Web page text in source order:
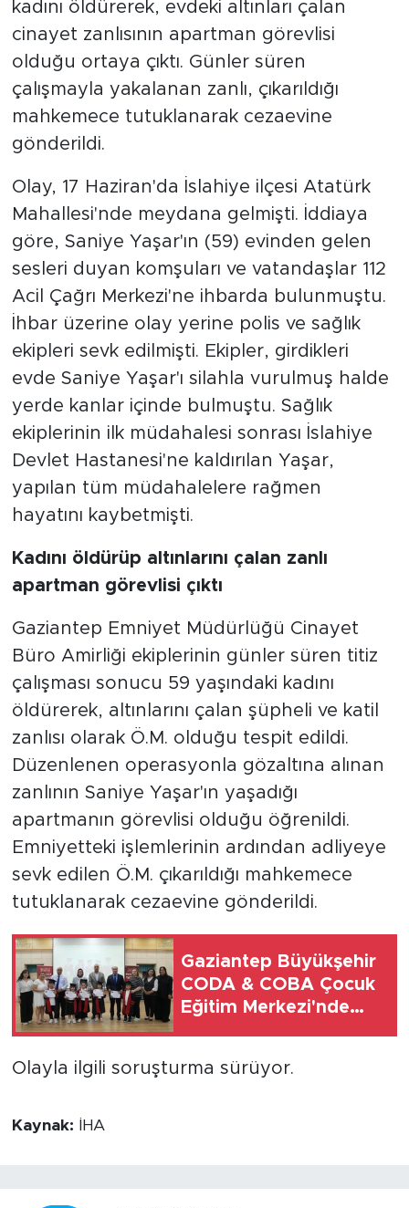
kadını öldürerek, evdeki altınları çalan
cinayet zanlısının apartman görevlisi
olduğu ortaya çıktı. Günler süren
çalışmayla yakalanan zanlı, çıkarıldığı
mahkemece tutuklanarak cezaevine
gönderildi.
Olay, 17 Haziran'da İslahiye ilçesi Atatürk
Mahallesi'nde meydana gelmişti. İddiaya
göre, Saniye Yaşar'ın (59) evinden gelen
sesleri duyan komşuları ve vatandaşlar 112
Acil Çağrı Merkezi'ne ihbarda bulunmuştu.
İhbar üzerine olay yerine polis ve sağlık
ekipleri sevk edilmişti. Ekipler, girdikleri
evde Saniye Yaşar'ı silahla vurulmuş halde
yerde kanlar içinde bulmuştu. Sağlık
ekiplerinin ilk müdahalesi sonrası İslahiye
Devlet Hastanesi'ne kaldırılan Yaşar,
yapılan tüm müdahalelere rağmen
hayatını kaybetmişti.
Kadını öldürüp altınlarını çalan zanlı
apartman görevlisi çıktı
Gaziantep Emniyet Müdürlüğü Cinayet
Büro Amirliği ekiplerinin günler süren titiz
çalışması sonucu 59 yaşındaki kadını
öldürerek, altınlarını çalan şüpheli ve katil
zanlısı olarak Ö.M. olduğu tespit edildi.
Düzenlenen operasyonla gözaltına alınan
zanlının Saniye Yaşar'ın yaşadığı
apartmanın görevlisi olduğu öğrenildi.
Emniyetteki işlemlerinin ardından adliyeye
sevk edilen Ö.M. çıkarıldığı mahkemece
tutuklanarak cezaevine gönderildi.
Gaziantep Büyükşehir
CODA & COBA Çocuk
Eğitim Merkezi'nde
Olayla ilgili soruşturma sürüyor.
Kaynak: İHA